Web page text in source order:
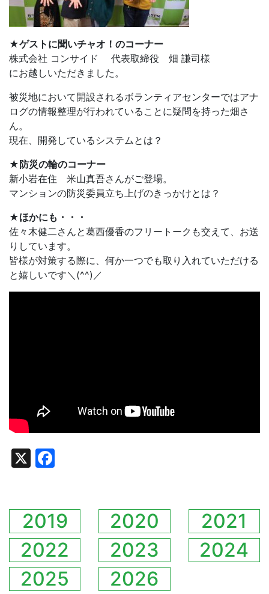
★ゲストに聞いチャオ！のコーナー
株式会社 コンサイド 代表取締役 畑 謙司様
にお越しいただきました。
被災地において開設されるボランティアセンターではアナ
ログの情報整理が行われていることに疑問を持った畑さ
ん。
現在、開発しているシステムとは？
★防災の輪のコーナー
新小岩在住 米山真吾さんがご登場。
マンションの防災委員立ち上げのきっかけとは？
★ほかにも・・・
佐々木健二さんと葛西優香のフリートークも交えて、お送
りしています。
皆様が対策する際に、何か一つでも取り入れていただける
と嬉しいです＼(^^)／
X
2019 2020
2021
2022
2023
2024
2025
2026